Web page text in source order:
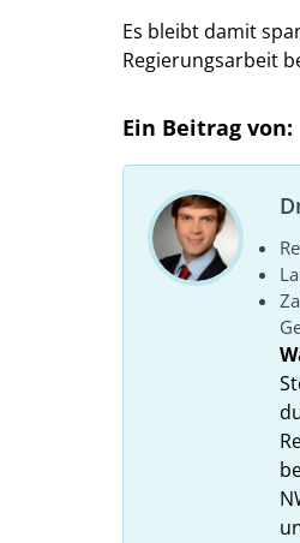
Es bleibt damit
Regierungsarbeit
Ein Beitrag von: